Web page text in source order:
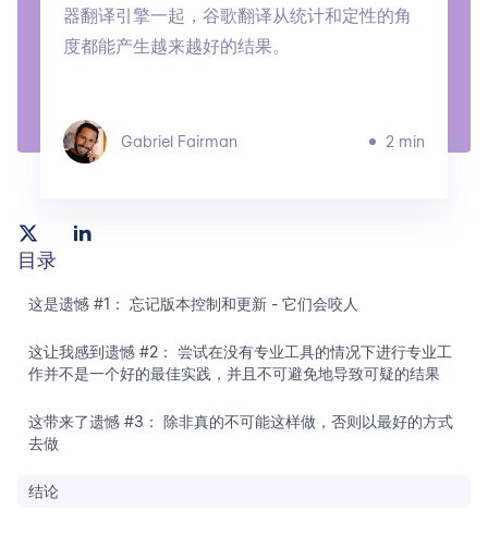
器翻译引擎一起，谷歌翻译从统计和定性的角
度都能产生越来越好的结果。
Gabriel Fairman 2 min
目录
这是遗憾 #1： 忘记版本控制和更新 - 它们会咬人
这让我感到遗憾 #2： 尝试在没有专业工具的情况下进行专业工
作并不是一个好的最佳实践，并且不可避免地导致可疑的结果
这带来了遗憾 #3： 除非真的不可能这样做，否则以最好的方式
去做
结论